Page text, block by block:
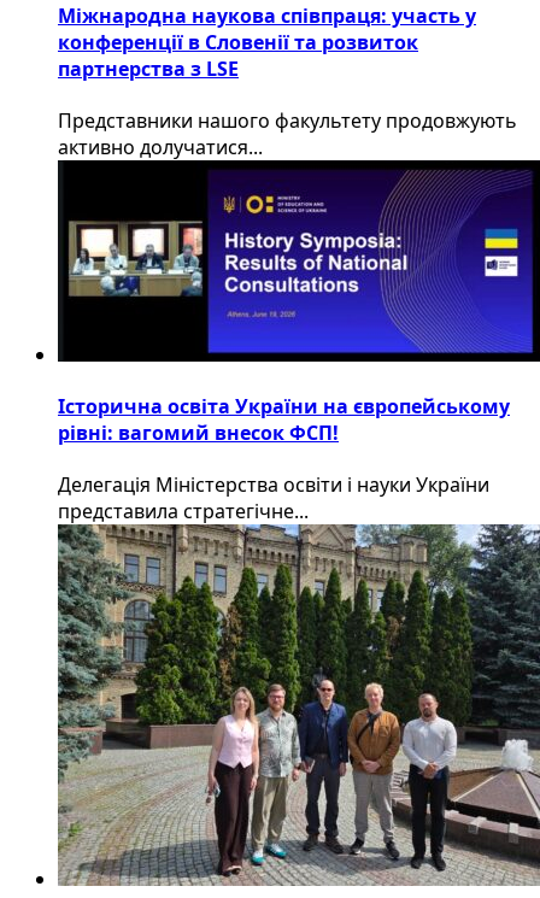
Міжнародна наукова співпраця: участь у
конференції в Словенії та розвиток
партнерства з LSE
​Представники нашого факультету продовжують
активно долучатися...
Історична освіта України на європейському
рівні: вагомий внесок ФСП!
Делегація Міністерства освіти і науки України
представила стратегічне...